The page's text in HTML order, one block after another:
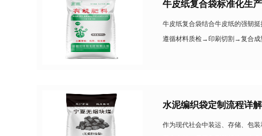
牛皮纸复合袋标准化生产
牛皮纸复合袋结合牛皮纸的强韧
遵循材料质检→印刷切割→复合
水泥编织袋定制流程详解
作为现代社会中装运、存储、包